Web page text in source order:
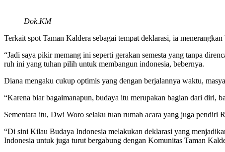
Dok.KM
Terkait spot Taman Kaldera sebagai tempat deklarasi, ia
“Jadi saya pikir memang ini seperti gerakan semesta yang tanpa
ruh ini yang tuhan pilih untuk membangun indonesia, bebernya.
Diana mengaku cukup optimis yang dengan berjalannya waktu,
“Karena biar bagaimanapun, budaya itu merupakan bagian dari diri,
Sementara itu, Dwi Woro selaku tuan rumah acara yang juga pendiri
“Di sini Kilau Budaya Indonesia melakukan deklarasi yang
Indonesia untuk juga turut bergabung dengan Komunitas Taman